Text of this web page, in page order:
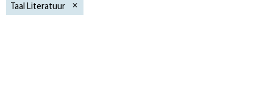
Taal Literatuur